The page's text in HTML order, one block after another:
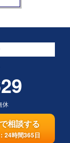
休
相談する
24時間365日